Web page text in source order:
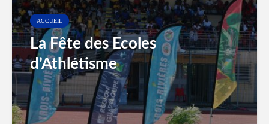
ACCUEIL
La Fête des Ecoles
d’Athlétisme